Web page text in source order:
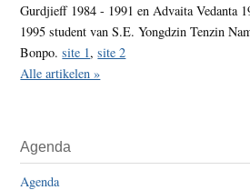
Gurdjieff 1984 - 1991 en Advaita Vedanta
1995 student van S.E. Yongdzin Tenzin
Bonpo.site 1,site 2
Alle artikelen »
Agenda
Agenda